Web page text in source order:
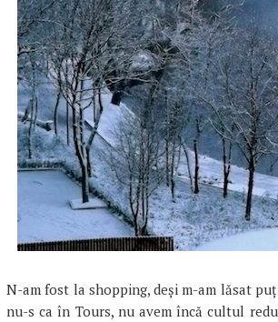
N-am fost la shopping, deși m-am lăsat
nu-s ca în Tours, nu avem încă cultul